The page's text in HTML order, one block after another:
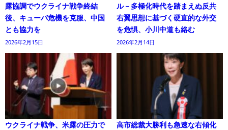
露協調でウクライナ戦争終結
後、キューバ危機を克服、中国
とも協力を
2026年2月15日
ル－多極化時代を踏まえぬ反共
右翼思想に基づく硬直的な外交
を危惧、小川中道も絡む
2026年2月14日
ウクライナ戦争、米露の圧力で
高市総裁大勝利も急速な右傾化